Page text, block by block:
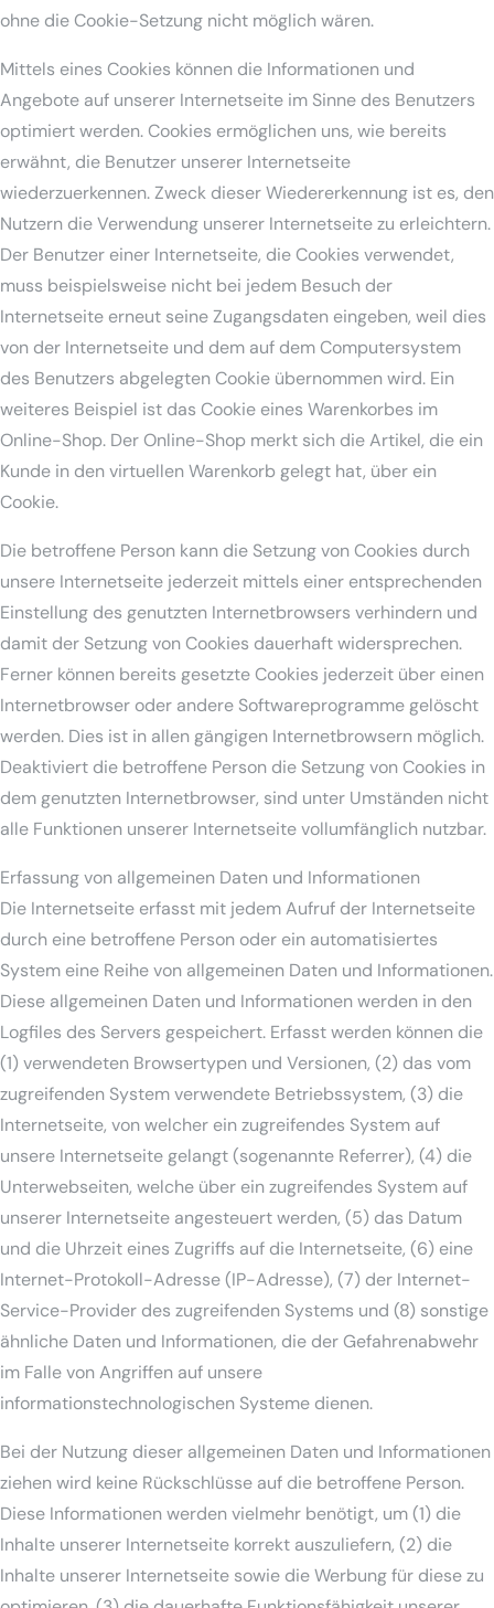
ohne die Cookie-Setzung nicht möglich wären.
Mittels eines Cookies können die Informationen und
Angebote auf unserer Internetseite im Sinne des Benutzers
optimiert werden. Cookies ermöglichen uns, wie bereits
erwähnt, die Benutzer unserer Internetseite
wiederzuerkennen. Zweck dieser Wiedererkennung ist es, den
Nutzern die Verwendung unserer Internetseite zu erleichtern.
Der Benutzer einer Internetseite, die Cookies verwendet,
muss beispielsweise nicht bei jedem Besuch der
Internetseite erneut seine Zugangsdaten eingeben, weil dies
von der Internetseite und dem auf dem Computersystem
des Benutzers abgelegten Cookie übernommen wird. Ein
weiteres Beispiel ist das Cookie eines Warenkorbes im
Online-Shop. Der Online-Shop merkt sich die Artikel, die ein
Kunde in den virtuellen Warenkorb gelegt hat, über ein
Cookie.
Die betroffene Person kann die Setzung von Cookies durch
unsere Internetseite jederzeit mittels einer entsprechenden
Einstellung des genutzten Internetbrowsers verhindern und
damit der Setzung von Cookies dauerhaft widersprechen.
Ferner können bereits gesetzte Cookies jederzeit über einen
Internetbrowser oder andere Softwareprogramme gelöscht
werden. Dies ist in allen gängigen Internetbrowsern möglich.
Deaktiviert die betroffene Person die Setzung von Cookies in
dem genutzten Internetbrowser, sind unter Umständen nicht
alle Funktionen unserer Internetseite vollumfänglich nutzbar.
Erfassung von allgemeinen Daten und Informationen
Die Internetseite erfasst mit jedem Aufruf der Internetseite
durch eine betroffene Person oder ein automatisiertes
System eine Reihe von allgemeinen Daten und Informationen.
Diese allgemeinen Daten und Informationen werden in den
Logfiles des Servers gespeichert. Erfasst werden können die
(1) verwendeten Browsertypen und Versionen, (2) das vom
zugreifenden System verwendete Betriebssystem, (3) die
Internetseite, von welcher ein zugreifendes System auf
unsere Internetseite gelangt (sogenannte Referrer), (4) die
Unterwebseiten, welche über ein zugreifendes System auf
unserer Internetseite angesteuert werden, (5) das Datum
und die Uhrzeit eines Zugriffs auf die Internetseite, (6) eine
Internet-Protokoll-Adresse (IP-Adresse), (7) der Internet-
Service-Provider des zugreifenden Systems und (8) sonstige
ähnliche Daten und Informationen, die der Gefahrenabwehr
im Falle von Angriffen auf unsere
informationstechnologischen Systeme dienen.
Bei der Nutzung dieser allgemeinen Daten und Informationen
ziehen wird keine Rückschlüsse auf die betroffene Person.
Diese Informationen werden vielmehr benötigt, um (1) die
Inhalte unserer Internetseite korrekt auszuliefern, (2) die
Inhalte unserer Internetseite sowie die Werbung für diese zu